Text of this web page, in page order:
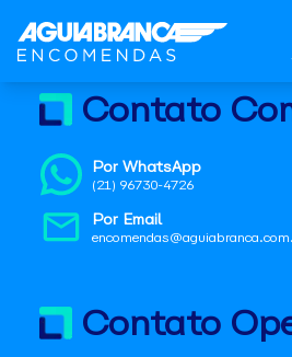
Contato
Por WhatsApp
(21) 96730-4726
Por Email
Contato